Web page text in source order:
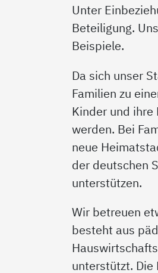
Unter
Beteiligung.
Beispiele.
Da sich unser
Familien zu
Kinder und ihre
werden. Bei
neue
der deutschen
unterstützen.
Wir betreuen
besteht aus
unterstützt. Die